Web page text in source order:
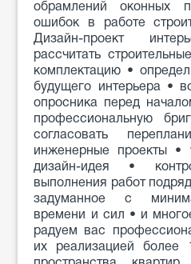
обрамлений оконных
ошибок в работе
Дизайн-проект
рассчитать
комплектацию •
будущего интерьера •
опросника перед
профессиональную
согласовать
инженерные проекты •
дизайн-идея •
выполнения работ
задуманное с
времени и сил • и
радуем вас
их реализацией более